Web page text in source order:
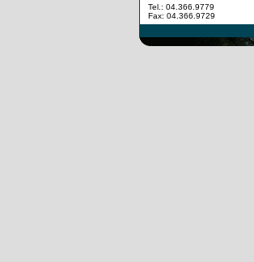
Tel.: 04.366.9779
Fax: 04.366.9729